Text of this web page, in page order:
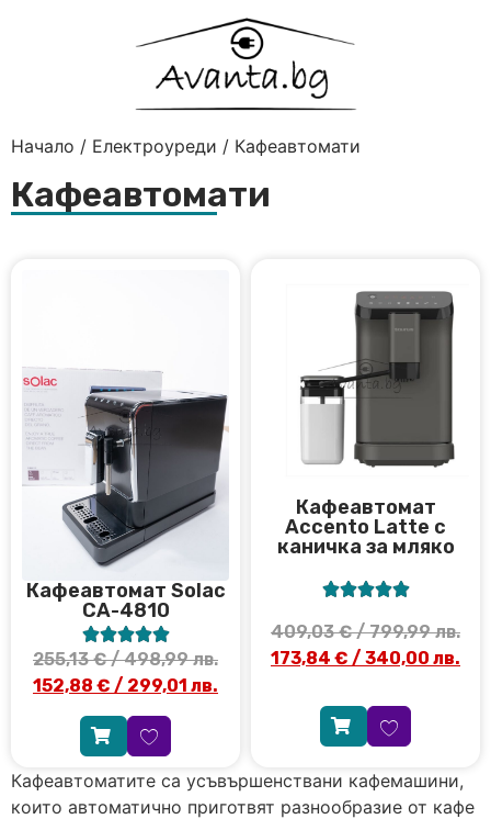
Начало / Електроуреди / Кафеавтомати
Кафеавтомати
Кафeавтомат Solac
CA-4810

255,13€/ 498,99 лв.
152,88 € / 299,01 лв.
Кафеавтомат
Accento Latte с
каничка за мляко

409,03€/ 799,99 лв.
173,84 € / 340,00 лв.
Кафеавтоматите са усъвършенствани кафемашини,
които автоматично приготвят разнообразие от кафе